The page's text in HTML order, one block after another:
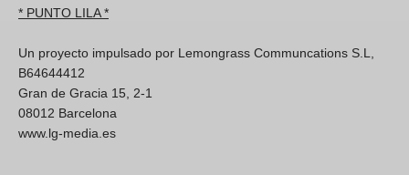
* PUNTO LILA *
Un proyecto impulsado por Lemongrass Communcations S.L,
B64644412
Gran de Gracia 15, 2-1
08012 Barcelona
www.lg-media.es